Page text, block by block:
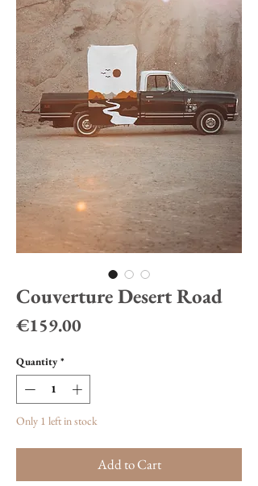
Couverture Desert Road
€159.00
Quantity *
Only 1 left in stock
Add to Cart